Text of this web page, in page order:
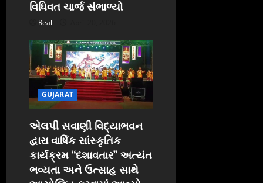
વિધિવત ચાર્જ સંભાળ્યો
Real
GUJARAT
એલપી સવાણી વિદ્યાભવન
દ્વારા વાર્ષિક સાંસ્કૃતિક
કાર્યક્રમ “દશાવતાર” અત્યંત
ભવ્યતા અને ઉત્સાહ સાથે